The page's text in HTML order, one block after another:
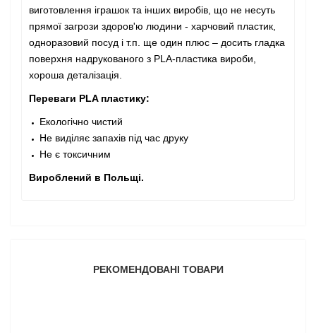
виготовлення іграшок та інших виробів, що не несуть
прямої загрози здоров'ю людини - харчовий пластик,
одноразовий посуд і т.п. ще один плюс – досить гладка
поверхня надрукованого з PLA-пластика вироби,
хороша деталізація.
Переваги PLA пластику:
Екологічно чистий
Не виділяє запахів під час друку
Не є токсичним
Вироблений в Польщі.
РЕКОМЕНДОВАНІ ТОВАРИ